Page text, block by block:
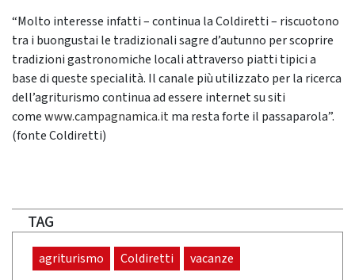
“Molto interesse infatti – continua la Coldiretti – riscuotono
tra i buongustai le tradizionali sagre d’autunno per scoprire
tradizioni gastronomiche locali attraverso piatti tipici a
base di queste specialità. Il canale più utilizzato per la ricerca
dell’agriturismo continua ad essere internet su siti
comewww.campagnamica.it ma resta forte il passaparola”.
(fonte Coldiretti)
TAG
agriturismo Coldiretti vacanze